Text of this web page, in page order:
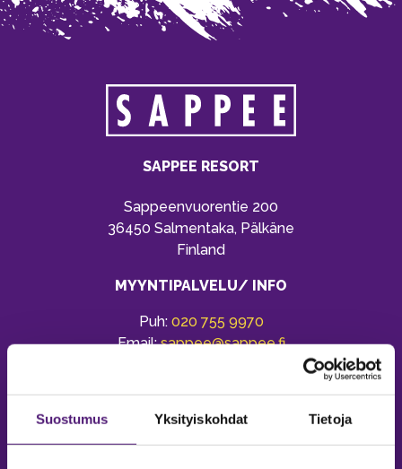
Suostumus Yksityiskohdat Tietoja
SAPPEE RESORT
Sappeenvuorentie 200
36450 Salmentaka, Pälkäne
Finland
MYYNTIPALVELU/ INFO
Puh: 020 755 9970
Email:sappee@sappee.fi